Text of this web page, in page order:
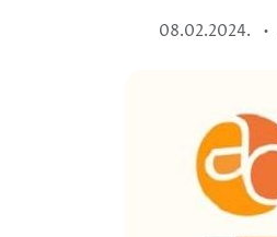
08.02.2024. •